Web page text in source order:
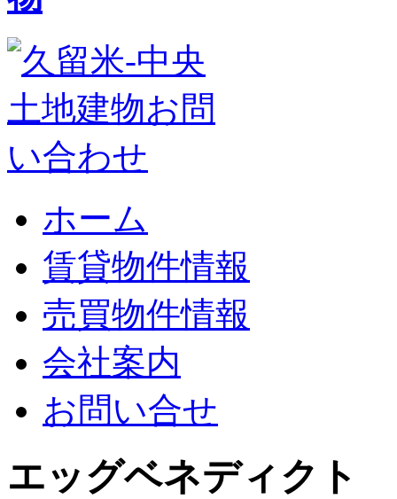
ホーム
賃貸物件情報
売買物件情報
会社案内
お問い合せ
エッグベネディクト